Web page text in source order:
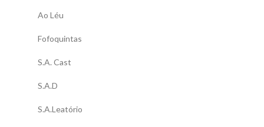
Ao Léu
Fofoquintas
S.A. Cast
S.A.D
S.A.Leatório